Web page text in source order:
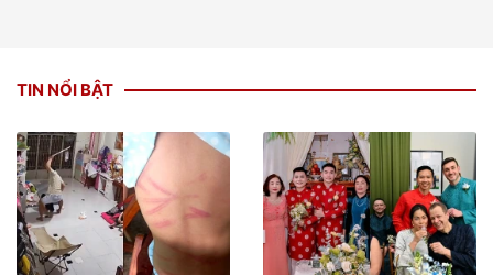
TIN NỔI BẬT